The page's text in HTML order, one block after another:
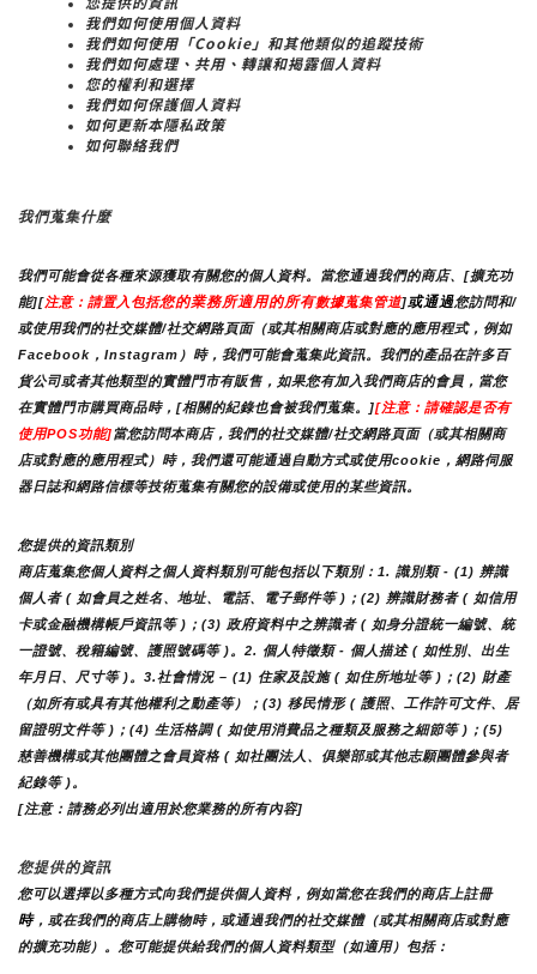
我們如何使用個人資料
我們如何使用「Cookie」和其他類似的追蹤技術
我們如何處理、共用、轉讓和揭露個人資料
您的權利和選擇
我們如何保護個人資料
如何更新本隱私政策
如何聯絡我們
我們蒐集什麼
我們可能會從各種來源獲取有關您的個人資料。當您通過我們的商店、[擴充功
能][注意：請置入包括您的業務所適用的所有數據蒐集管道]或通過您訪問和/
或使用我們的社交媒體/社交網路頁面（或其相關商店或對應的應用程式，例如
Facebook，Instagram）時，我們可能會蒐集此資訊。我們的產品在許多百
貨公司或者其他類型的實體門市有販售，如果您有加入我們商店的會員，當您
在實體門市購買商品時，[相關的紀錄也會被我們蒐集。][注意：請確認是否有
使用POS功能]當您訪問本商店，我們的社交媒體/社交網路頁面（或其相關商
店或對應的應用程式）時，我們還可能通過自動方式或使用cookie，網路伺服
器日誌和網路信標等技術蒐集有關您的設備或使用的某些資訊。
您提供的資訊類別
商店蒐集您個人資料之個人資料類別可能包括以下類別：1. 識別類 - (1) 辨識
個人者 ( 如會員之姓名、地址、電話、電子郵件等 )；(2) 辨識財務者 ( 如信用
卡或金融機構帳戶資訊等 )；(3) 政府資料中之辨識者 ( 如身分證統一編號、統
一證號、稅籍編號、護照號碼等 )。2. 個人特徵類 - 個人描述 ( 如性別、出生
年月日、尺寸等 )。3.社會情況 – (1) 住家及設施 ( 如住所地址等 )；(2) 財產
（如所有或具有其他權利之動產等）；(3) 移民情形 ( 護照、工作許可文件、居
留證明文件等 )；(4) 生活格調 ( 如使用消費品之種類及服務之細節等 )；(5)
慈善機構或其他團體之會員資格 ( 如社團法人、俱樂部或其他志願團體參與者
紀錄等 )。
[注意：請務必列出適用於您業務的所有內容]
您提供的資訊
您可以選擇以多種方式向我們提供個人資料，例如當您在我們的商店上註冊
時，或在我們的商店上購物時，或通過我們的社交媒體（或其相關商店或對應
的擴充功能）。您可能提供給我們的個人資料類型（如適用）包括：